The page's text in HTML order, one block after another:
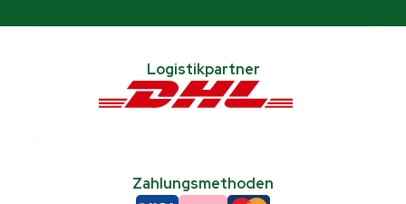
Logistikpartner
Zahlungsmethoden